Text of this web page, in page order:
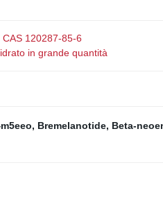
120287-85-6
in grande quantità
, Bremelanotide, Beta-